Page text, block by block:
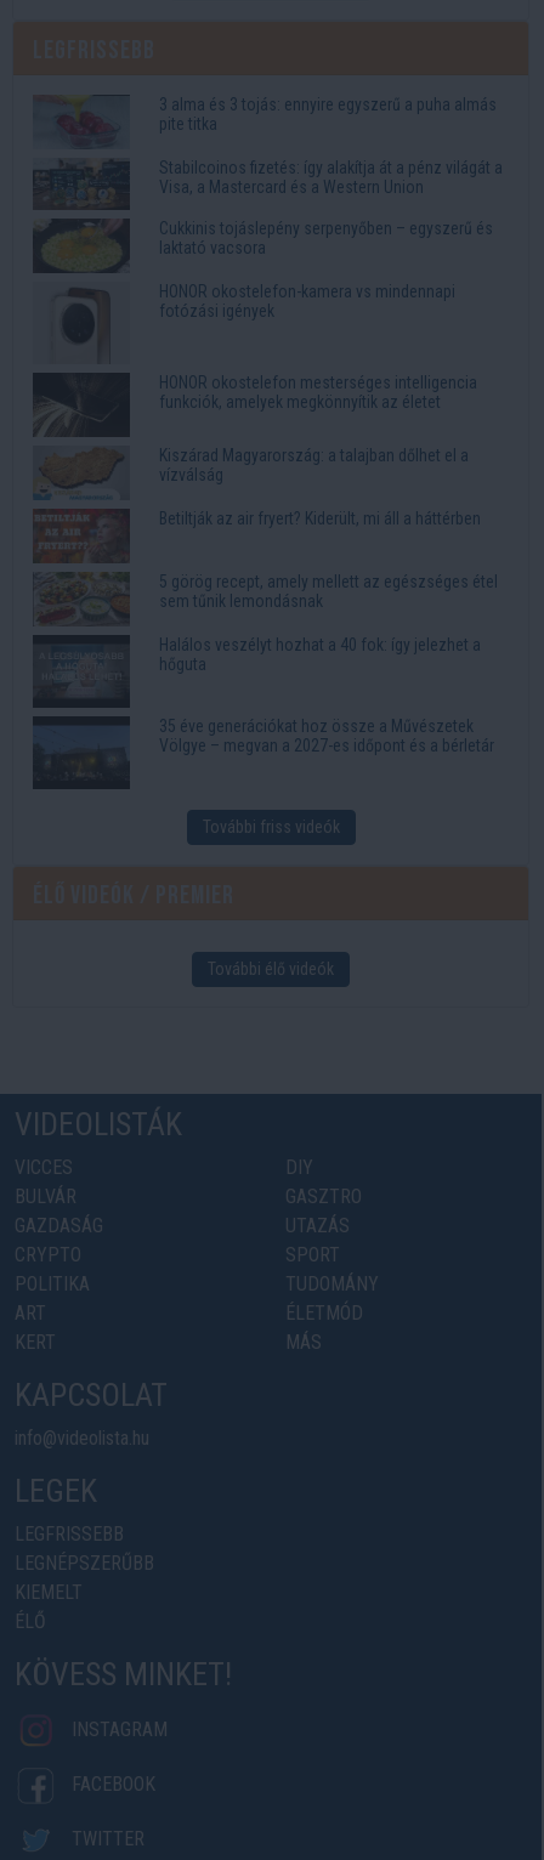
3 alma és 3 tojás: ennyire egyszerű a puha almás
pite titka
Stabilcoinos fizetés: így alakítja át a pénz világát a
Visa, a Mastercard és a Western Union
Cukkinis tojáslepény serpenyőben – egyszerű és
laktató vacsora
HONOR okostelefon-kamera vs mindennapi
fotózási igények
HONOR okostelefon mesterséges intelligencia
funkciók, amelyek megkönnyítik az életet
Kiszárad Magyarország: a talajban dőlhet el a
vízválság
Betiltják az air fryert? Kiderült, mi áll a háttérben
5 görög recept, amely mellett az egészséges étel
sem tűnik lemondásnak
Halálos veszélyt hozhat a 40 fok: így jelezhet a
hőguta
35 éve generációkat hoz össze a Művészetek
Völgye – megvan a 2027-es időpont és a bérletár
További friss videók
További élő videók
VIDEOLISTÁK
VICCES
BULVÁR
GAZDASÁG
CRYPTO
POLITIKA
ART
KERT
DIY
GASZTRO
UTAZÁS
SPORT
TUDOMÁNY
ÉLETMÓD
MÁS
KAPCSOLAT
info@videolista.hu
LEGEK
LEGFRISSEBB
LEGNÉPSZERŰBB
KIEMELT
ÉLŐ
KÖVESS MINKET!
INSTAGRAM
FACEBOOK
TWITTER